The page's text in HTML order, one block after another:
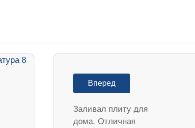
Вперед
Заливал плиту для
дома. Отличная